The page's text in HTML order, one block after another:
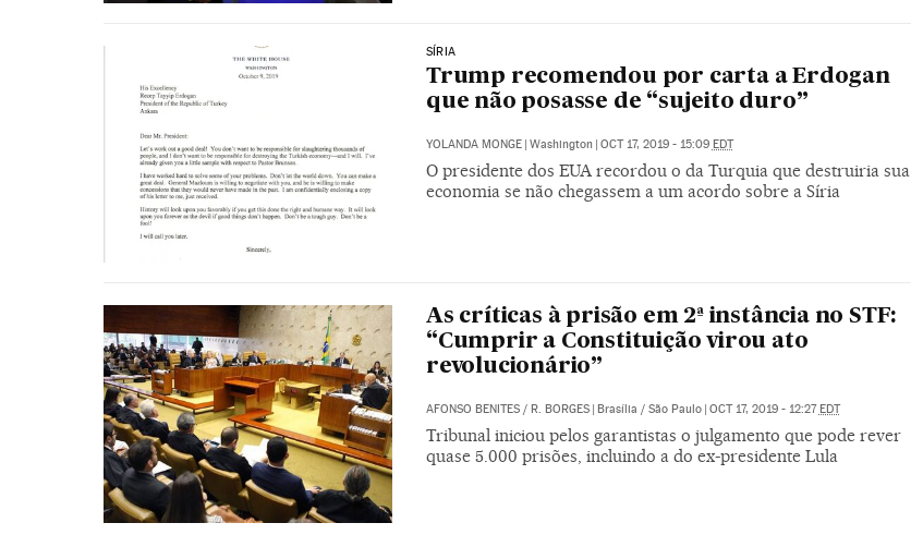
SÍRIA
Trump recomendou por carta a Erdogan
que não posasse de “sujeito duro”
YOLANDA MONGE | Washington | OCT 17, 2019 - 15:09 EDT
O presidente dos EUA recordou o da Turquia que destruiria sua
economia se não chegassem a um acordo sobre a Síria
As críticas à prisão em 2ª instância no STF:
“Cumprir a Constituição virou ato
revolucionário”
AFONSO BENITES/ R. BORGES | Brasília / São Paulo | OCT 17, 2019 - 12:27EDT
Tribunal iniciou pelos garantistas o julgamento que pode rever
quase 5.000 prisões, incluindo a do ex-presidente Lula